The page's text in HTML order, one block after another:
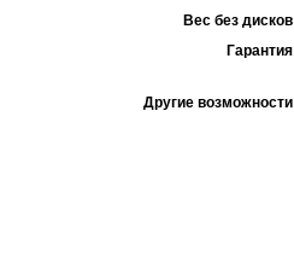
Вес без дисков
Гарантия
Другие возможности